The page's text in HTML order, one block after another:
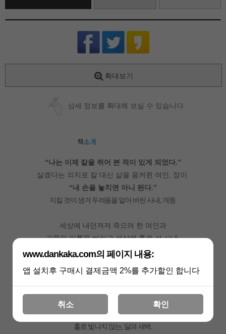
확대보기
상세 정보를 확대해 보실 수 있습니다
“나는 이제 칼을 쥐어 본 적이 있게 되었다.”
살겠다는 의지로 칼 대신 삶을 움켜쥔 여인 , 정이 .
“내 손을 놓치면 아니 된다.”
지킬 것이 생겨 두려움을 알아 버린 사내, 개똥.
세상에 내던져져 죽으려 한 여인과
가문의 이름을 버리고 세상에 홀로 선 사내.
“했지 않아
“예?”
“네가 달이고 나는 오늘 달을 맞았다.”
홀로 빛나지 않는, 달과 새벽.
www.dankaka.com의 페이지 내용:
앱 설치후 구매시 결제금액 2%를 추가할인 합니다
취소 확인